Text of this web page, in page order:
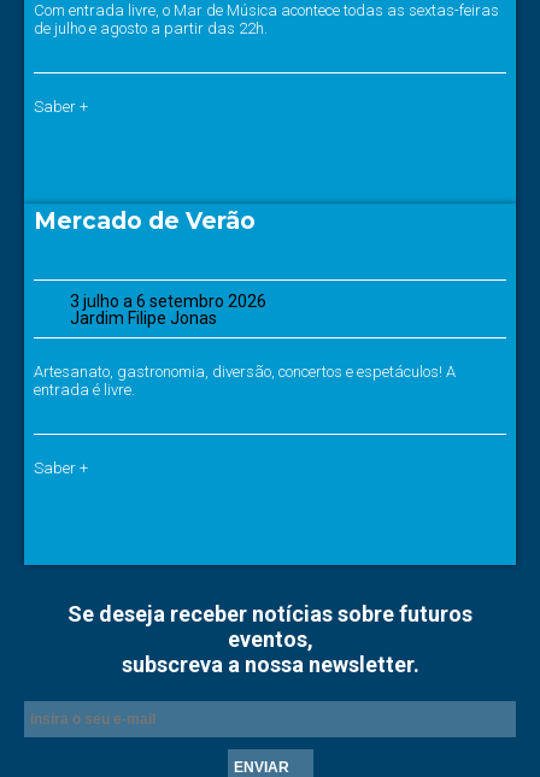
Com entrada livre, o Mar de Música acontece todas as sextas-feiras
de julho e agosto a partir das 22h.
Saber +
Mercado de Verão
3 julho a 6 setembro 2026
Jardim Filipe Jonas
Artesanato, gastronomia, diversão, concertos e espetáculos! A
entrada é livre.
Saber +
Se deseja receber notícias sobre futuros
eventos,
subscreva a nossa newsletter.
ENVIAR